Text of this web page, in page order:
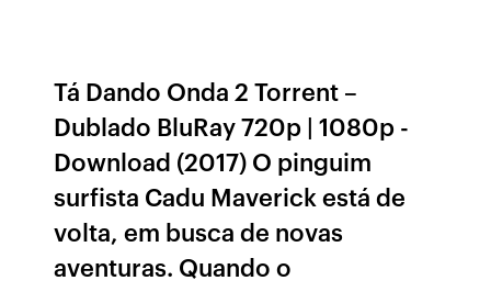
Tá Dando Onda 2 Torrent –
Dublado BluRay 720p | 1080p -
Download (2017) O pinguim
surfista Cadu Maverick está de
volta, em busca de novas
aventuras. Quando o